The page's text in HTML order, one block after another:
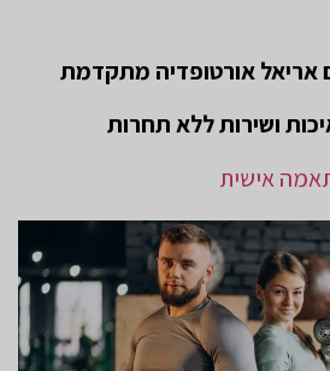
אריאל אורטופדיה מתקדמת
ושירות ללא תחרות
אישית